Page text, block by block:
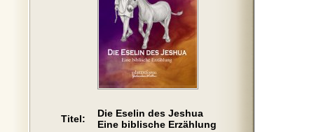
Titel:
Die Eselin des Jeshua
Eine biblische Erzählung